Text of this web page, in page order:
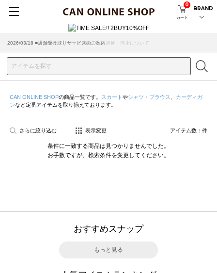
カート
0
BRAND
2026/07/29 ■【お知らせ】ヤマト運輸の配送遅延・停止について
2026/03/18 ■店舗受け取りサービスのご案内
CAN ONLINE SHOPの商品一覧です。 スカート やシャツ・ブラウス
カーディガ
ンなど定番アイテムを取り揃えております。
さらに絞り込む 表示変更 アイテム数： 件
条件に一致する商品は見つかりませんでした。
お手数ですが、検索条件を変更してください。
おすすめスナップ
もっと見る